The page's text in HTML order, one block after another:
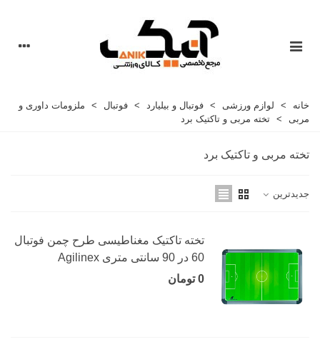
خانه > لوازم ورزشی > فوتبال و بیلیارد > فوتبال >
ملزومات داوری و
مربی
> تخته مربی و تاکتیک برد
تخته مربی و تاکتیک برد
جدیدترین
تخته تاکتیک مغناطیسی طرح چمن فوتبال
60 در 90 سانتی متری Agilinex
0 تومان